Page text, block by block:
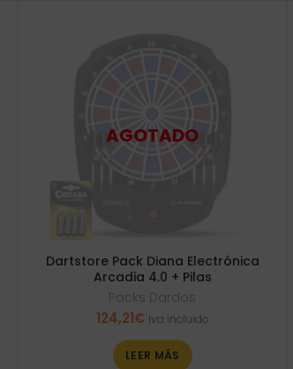
Dartstore Pack Diana Electrónica
Arcadia 4.0 + Pilas
Packs Dardos
124,21€ Iva incluido
LEER MÁS